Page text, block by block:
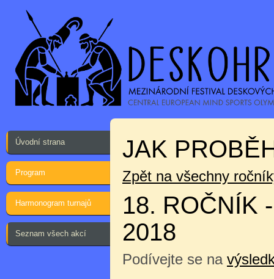
Úvodní strana
Program
Harmonogram turnajů
Seznam všech akcí
JAK
Zpět na všechny
18. ROČNÍK
2018
Podívejte se na